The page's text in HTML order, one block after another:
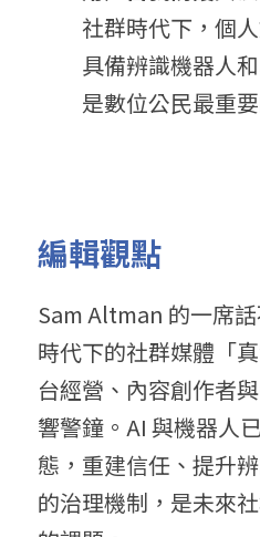
社群時代下，個
具備辨識機器人
是數位公民最重
編輯觀點
Sam Altman 的一席
時代下的社群媒體「
台經營、內容創作者
響警鐘。AI 與機器人
態，重建信任、提升
的治理機制，是未來